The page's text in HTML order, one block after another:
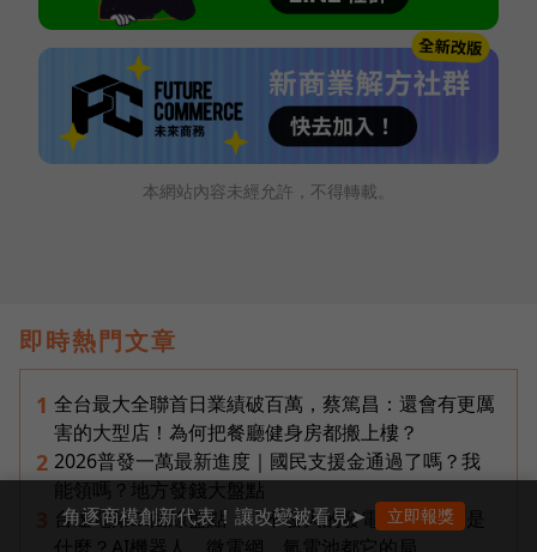
本網站內容未經允許，不得轉載。
即時熱門文章
1 全台最大全聯首日業績破百萬，蔡篤昌：還會有更厲
害的大型店！為何把餐廳健身房都搬上樓？
2 2026普發一萬最新進度｜國民支援金通過了嗎？我
能領嗎？地方發錢大盤點
台達電第二曲線盤點：「不發火的發電機」SOFC是
角逐商模創新代表！讓改變被看見➤ 立即報獎